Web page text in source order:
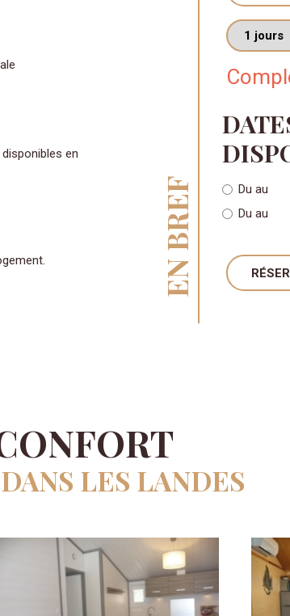
en
EN BREF
Nombres
Du au
Du au
LES LANDES